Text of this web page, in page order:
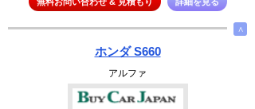
∧
ホンダ S660
アルファ